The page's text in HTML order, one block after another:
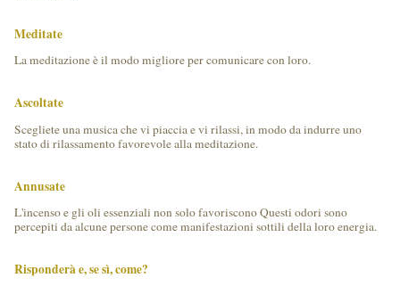
Meditate
La meditazione è il modo migliore per comunicare con loro.
Ascoltate
Scegliete una musica che vi piaccia e vi rilassi, in modo da indurre uno
stato di rilassamento favorevole alla meditazione.
Annusate
L'incenso e gli oli essenziali non solo favoriscono Questi odori sono
percepiti da alcune persone come manifestazioni sottili della loro energia.
Risponderà e, se sì, come?